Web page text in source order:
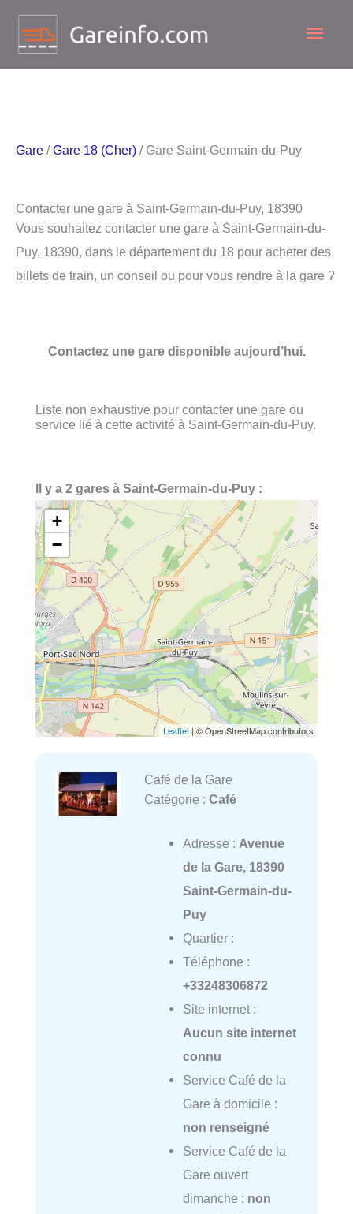
contenu
Gare /Gare 18 (Cher) / Gare Saint-Germain-du-Puy
Contacter une gare à Saint-Germain-du-Puy, 18390
Vous souhaitez contacter une gare à Saint-Germain-du-
Puy, 18390, dans le département du 18 pour acheter des
billets de train, un conseil ou pour vous rendre à la gare ?
Contactez une gare disponible aujourd’hui.
Liste non exhaustive pour contacter une gare ou
service lié à cette activité à Saint-Germain-du-Puy.
Il y a 2 gares à Saint-Germain-du-Puy :
+
−
Leaflet| © OpenStreetMap contributors
Café de la Gare
Catégorie : Café
Adresse : Avenue
de la Gare, 18390
Saint-Germain-du-
Puy
Quartier :
Téléphone :
+33248306872
Site internet :
Aucun site internet
connu
Service Café de la
Gare à domicile :
non renseigné
Service Café de la
Gare ouvert
dimanche : non